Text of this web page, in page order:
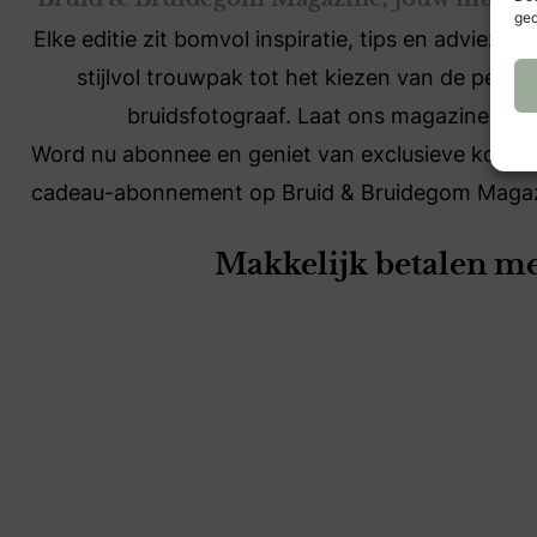
Elke editie zit bomvol inspiratie, tips en
stijlvol trouwpak tot het kiezen van de
bruidsfotograaf. Laat ons magazine je
Word nu abonnee en geniet van exclusieve
cadeau-abonnement op Bruid & Bruidegom
Makkelijk betalen